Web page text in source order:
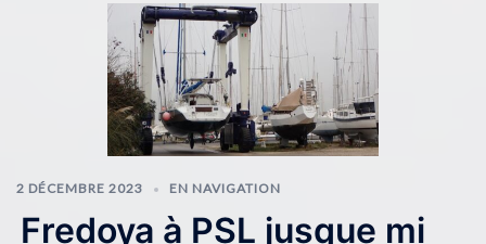
2 DÉCEMBRE 2023 EN NAVIGATION
Fredoya à PSL jusque mi